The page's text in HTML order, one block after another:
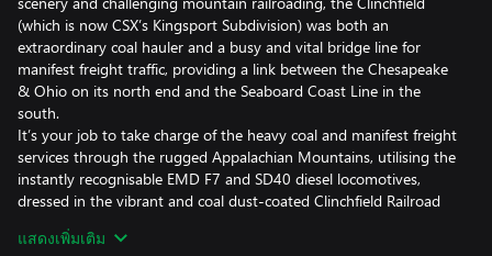
(which is now CSX’s Kingsport Subdivision) was both an
extraordinary coal hauler and a busy and vital bridge line for
manifest freight traffic, providing a link between the Chesapeake
& Ohio on its north end and the Seaboard Coast Line in the
south.
It’s your job to take charge of the heavy coal and manifest freight
services through the rugged Appalachian Mountains, utilising the
instantly recognisable EMD F7 and SD40 diesel locomotives,
dressed in the vibrant and coal dust-coated Clinchfield Railroad
แสดงเพิ่มเติม